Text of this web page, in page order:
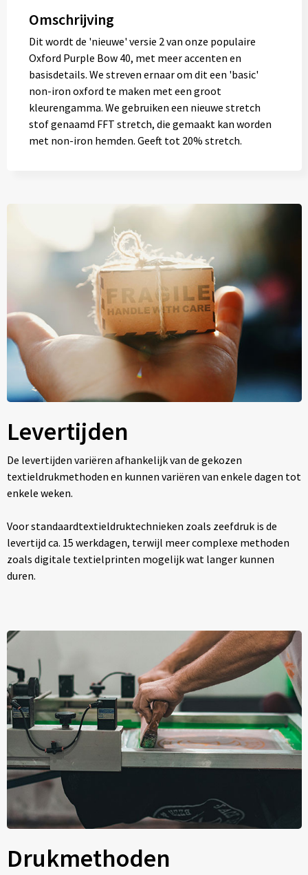
Omschrijving
Dit wordt de 'nieuwe' versie 2 van onze populaire
Oxford Purple Bow 40, met meer accenten en
basisdetails. We streven ernaar om dit een 'basic'
non-iron oxford te maken met een groot
kleurengamma. We gebruiken een nieuwe stretch
stof genaamd FFT stretch, die gemaakt kan worden
met non-iron hemden. Geeft tot 20% stretch.
Levertijden
De levertijden variëren afhankelijk van de gekozen
textieldrukmethoden en kunnen variëren van enkele dagen tot
enkele weken.
Voor standaardtextieldruktechnieken zoals zeefdruk is de
levertijd ca. 15 werkdagen, terwijl meer complexe methoden
zoals digitale textielprinten mogelijk wat langer kunnen
duren.
Drukmethoden